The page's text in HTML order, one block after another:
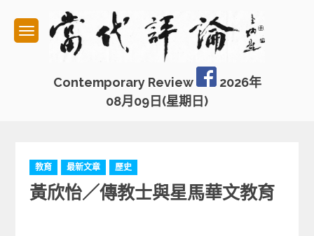
content
Contemporary Review
2026年
08月09日(星期日)
C
a
t
教育 最新文章 歷史
黃欣怡／傳教士與星馬華文教育